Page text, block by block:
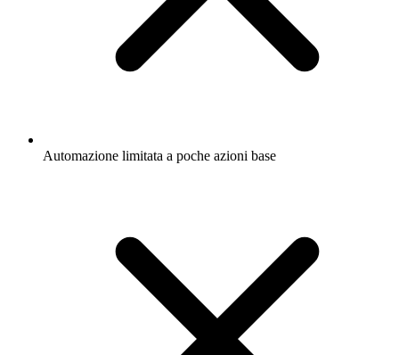
Automazione limitata a poche azioni base